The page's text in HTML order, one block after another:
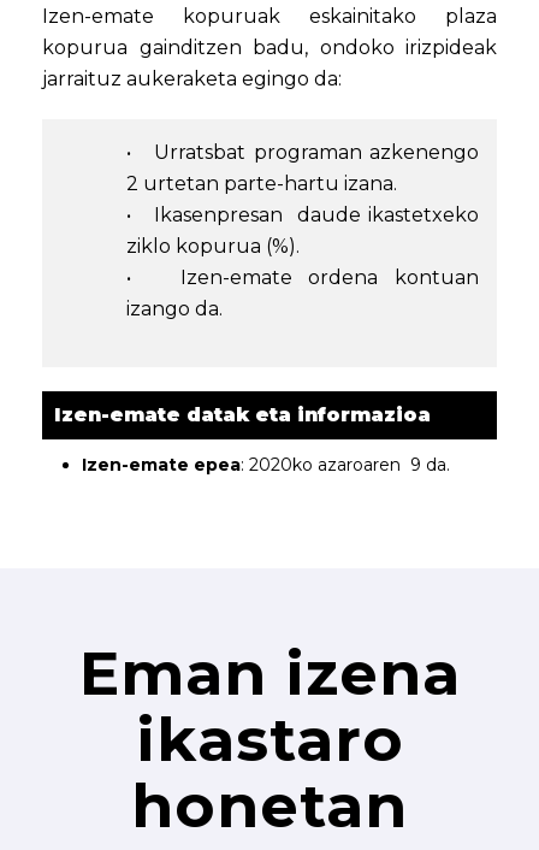
Izen-emate kopuruak eskainitako plaza
kopurua gainditzen badu, ondoko irizpideak
jarraituz aukeraketa egingo da:
• Urratsbat programan azkenengo
2 urtetan parte-hartu izana.
• Ikasenpresan daude ikastetxeko
ziklo kopurua (%).
• Izen-emate ordena kontuan
izango da.
Izen-emate datak eta informazioa
Izen-emate epea: 2020ko azaroaren 9 da.
Eman izena
ikastaro
honetan